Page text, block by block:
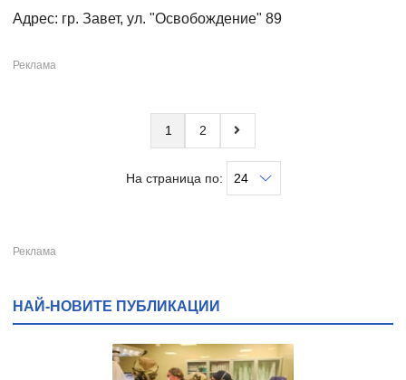
Адрес: гр. Завет, ул. "Освобождение" 89
1 2
На страница по:
НАЙ-НОВИТЕ ПУБЛИКАЦИИ